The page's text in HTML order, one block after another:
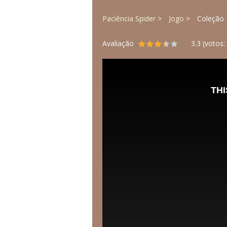
Paciência Spider Jogo Coleção
Avaliação 3.3 (votos: